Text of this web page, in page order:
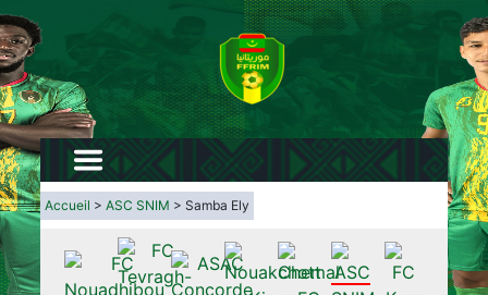
Accueil >ASC SNIM > Samba Ely